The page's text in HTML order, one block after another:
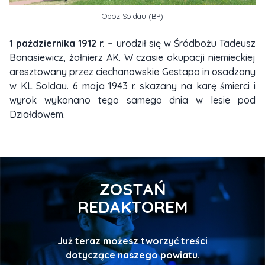
Obóz Soldau (BP)
1 października 1912 r. – urodził się w Śródbożu Tadeusz
Banasiewicz, żołnierz AK. W czasie okupacji niemieckiej
aresztowany przez ciechanowskie Gestapo in osadzony
w KL Soldau. 6 maja 1943 r. skazany na karę śmierci i
wyrok wykonano tego samego dnia w lesie pod
Działdowem.
ZOSTAŃ
REDAKTOREM
Już teraz możesz tworzyć treści
dotyczące naszego powiatu.